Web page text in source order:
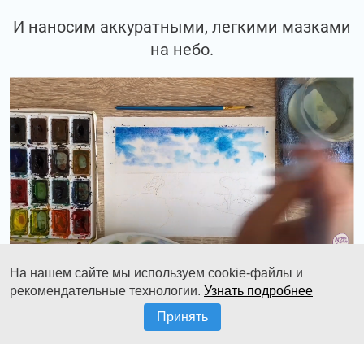
И наносим аккуратными, легкими мазками
на небо.
Так же, можно добавить туда немножко
фиолетового цвета и получится такой
На нашем сайте мы используем cookie-файлы и
рекомендательные технологии. Узнать подробнее
Принять